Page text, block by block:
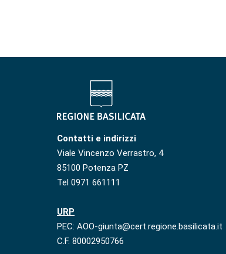
Contatti e indirizzi
Viale Vincenzo Verrastro, 4
85100 Potenza PZ
Tel 0971 661111
URP
PEC: AOO-giunta@cert.regione.basilicata.it
C.F. 80002950766